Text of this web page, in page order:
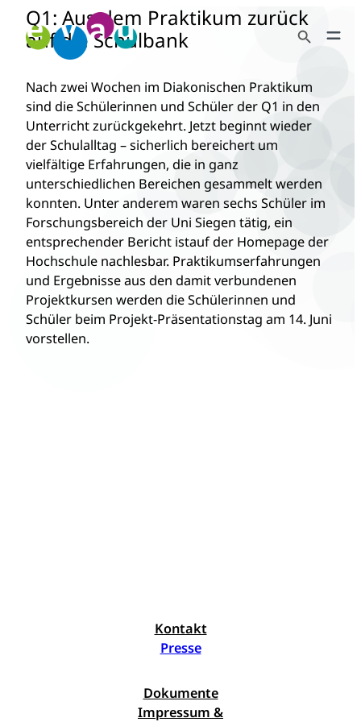
Zum
Inhalt
springen
Search Button
Q1: Aus dem Praktikum zurück
auf die Schulbank
Nach zwei Wochen im Diakonischen Praktikum
sind die Schülerinnen und Schüler der Q1 in den
Unterricht zurückgekehrt. Jetzt beginnt wieder
der Schulalltag – sicherlich bereichert um
vielfältige Erfahrungen, die in ganz
unterschiedlichen Bereichen gesammelt werden
konnten. Unter anderem waren sechs Schüler im
Forschungsbereich der Uni Siegen tätig, ein
entsprechender Bericht istauf der Homepage der
Hochschule nachlesbar. Praktikumserfahrungen
und Ergebnisse aus den damit verbundenen
Projektkursen werden die Schülerinnen und
Schüler beim Projekt-Präsentationstag am 14. Juni
vorstellen.
Kontakt
Presse
Dokumente
Impressum &